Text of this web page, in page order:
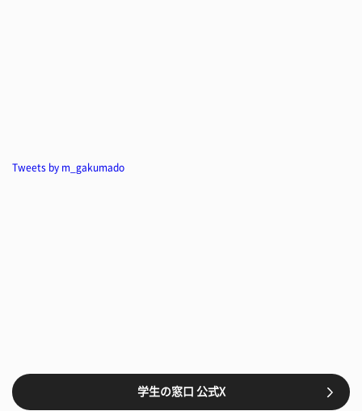
Tweets by m_gakumado
学生の窓口 公式X